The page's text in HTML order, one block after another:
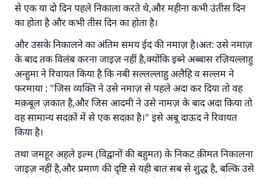
से एक या दो दिन पहले निकाला करते थे,और महीना कभी उंतीस दिन
का होता है और कभी तीस दिन का होता है।
और उसके निकालने का अंतिम समय ईद की नमाज़ है।अत: उसे नमाज़
के बाद तक विलंब करना जाइज़ नहीं है,क्योंकि इब्ने अब्बास रज़ियल्लाहु
अन्हुमा ने रिवायत किया है कि नबी सल्लल्लाहु अलैहि व सल्लम ने
फरमाया : "जिस व्यक्ति ने उसे नमाज़ से पहले अदा कर दिया तो वह
मक़बूल ज़कात है,और जिस आदमी ने उसे नामज़ के बाद अदा किया तो
वह सामान्य सदक़ों में से एक सदक़ा है।" इसे अबू दाऊद ने रिवायत
किया है।
तथा जमहूर अहले इल्म (विद्वानों की बहुमत) के निकट क़ीमत निकालना
जाइज़ नहीं है,और प्रमाण की दृष्टि से यही बात सब से शुद्ध है, बल्कि उसे
अल्लाह के रसूल सल्लल्लाहु अलैहि व सल्लम ने फरमाया :
करने वाले के समान प्रतिफल है।''
(मुस्लिम : 1893).
योगदान करें